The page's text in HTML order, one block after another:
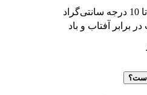
برابر آفتاب و باد
است؟